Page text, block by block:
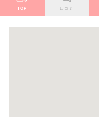
TOP 口コミ